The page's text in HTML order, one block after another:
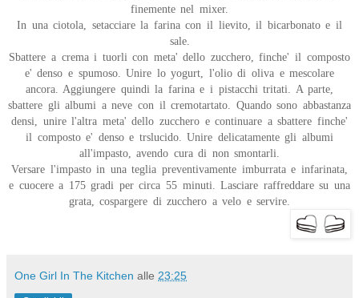
finemente nel mixer.
In una ciotola, setacciare la farina con il lievito, il bicarbonato e il
sale.
Sbattere a crema i tuorli con meta' dello zucchero, finche' il composto
e' denso e spumoso. Unire lo yogurt, l'olio di oliva e mescolare
ancora. Aggiungere quindi la farina e i pistacchi tritati. A parte,
sbattere gli albumi a neve con il cremotartato. Quando sono abbastanza
densi, unire l'altra meta' dello zucchero e continuare a sbattere finche'
il composto e' denso e trslucido. Unire delicatamente gli albumi
all'impasto, avendo cura di non smontarli.
Versare l'impasto in una teglia preventivamente imburrata e infarinata,
e cuocere a 175 gradi per circa 55 minuti. Lasciare raffreddare su una
grata, cospargere di zucchero a velo e servire.
One Girl In The Kitchen alle 23:25